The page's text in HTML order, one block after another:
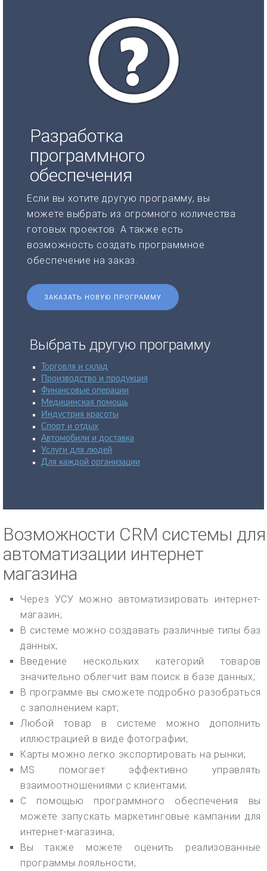
Разработка
программного
обеспечения
Если вы хотите другую программу, вы
можете выбрать из огромного количества
готовых проектов. А также есть
возможность создать программное
обеспечение на заказ.
ЗАКАЗАТЬ НОВУЮ ПРОГРАММУ
Выбрать другую программу
Торговля и склад
Производство и продукция
Финансовые операции
Медицинская помощь
Индустрия красоты
Спорт и отдых
Автомобили и доставка
Услуги для людей
Для каждой организации
Возможности CRM системы для
автоматизации интернет
магазина
Через УСУ можно автоматизировать интернет-
магазин;
В системе можно создавать различные типы баз
данных;
Введение нескольких категорий товаров
значительно облегчит вам поиск в базе данных;
В программе вы сможете подробно разобраться
с заполнением карт;
Любой товар в системе можно дополнить
иллюстрацией в виде фотографии;
Карты можно легко экспортировать на рынки;
MS помогает эффективно управлять
взаимоотношениями с клиентами;
С помощью программного обеспечения вы
можете запускать маркетинговые кампании для
интернет-магазина;
Вы также можете оценить реализованные
программы лояльности;